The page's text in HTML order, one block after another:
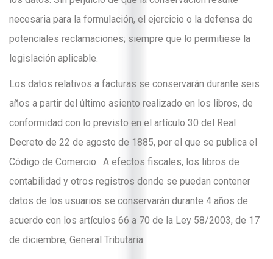
necesaria para la formulación, el ejercicio o la defensa de
potenciales reclamaciones; siempre que lo permitiese la
legislación aplicable.
Los datos relativos a facturas se conservarán durante seis
años a partir del último asiento realizado en los libros, de
conformidad con lo previsto en el artículo 30 del Real
Decreto de 22 de agosto de 1885, por el que se publica el
Código de Comercio. A efectos fiscales, los libros de
contabilidad y otros registros donde se puedan contener
datos de los usuarios se conservarán durante 4 años de
acuerdo con los artículos 66 a 70 de la Ley 58/2003, de 17
de diciembre, General Tributaria.